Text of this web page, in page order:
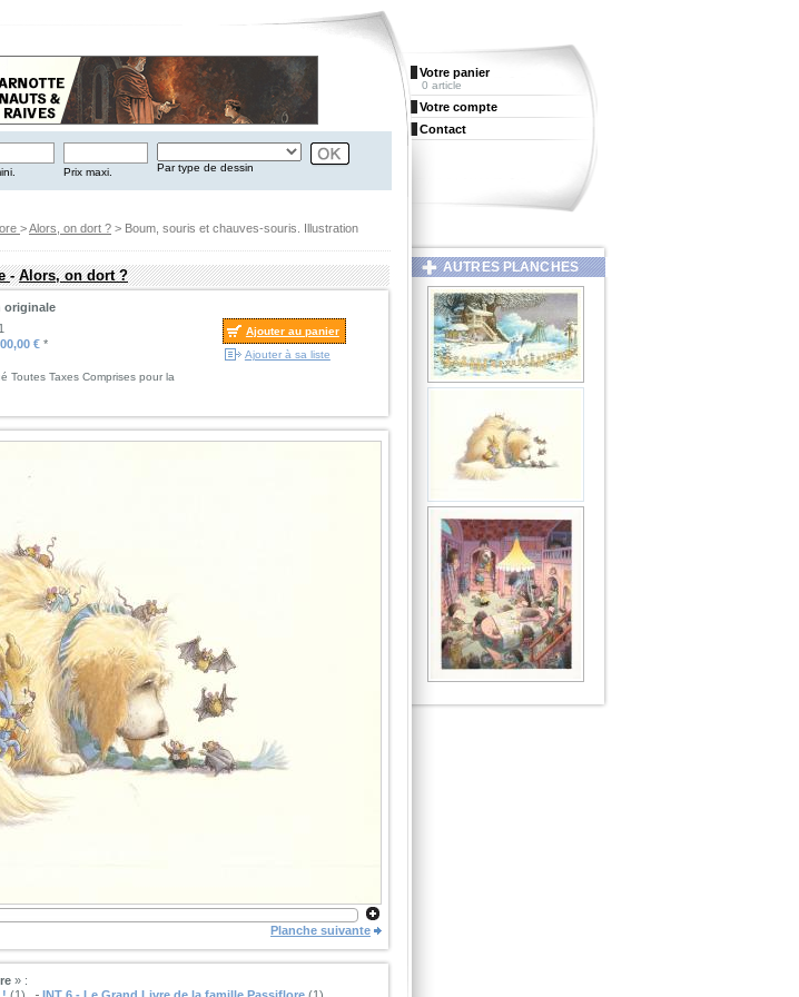
Prix maxi. Par type de dessin
>Alors, on dort ? > Boum, souris et chauves-souris. Illustration
-Alors, on dort ?
originale
€ *
Toutes Taxes Comprises pour la
Ajouter au panier
Ajouter à sa liste
Planche suivante
» :
Votre panier
0 article
Votre compte
Contact
AUTRES PLANCHES